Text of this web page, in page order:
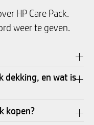
HP Care Pack.
weer te geven.
dekking, en wat is
kopen?